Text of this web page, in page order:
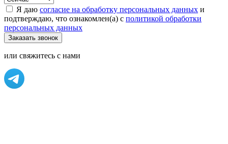
Я даю согласие на обработку персональных данных и
подтверждаю, что ознакомлен(а) с политикой обработки
персональных данных
или свяжитесь с нами